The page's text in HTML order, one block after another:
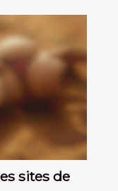
sites de